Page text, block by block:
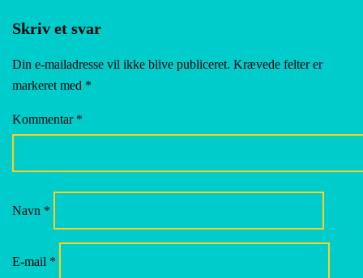
Skriv et svar
Din e-mailadresse vil ikke blive publiceret. Krævede felter er
markeret med *
Kommentar *
Navn *
E-mail *